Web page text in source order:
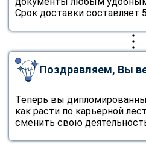
Срок доставки составляет
Поздравляем, Вы
Теперь вы
как расти по карьерной
сменить свою